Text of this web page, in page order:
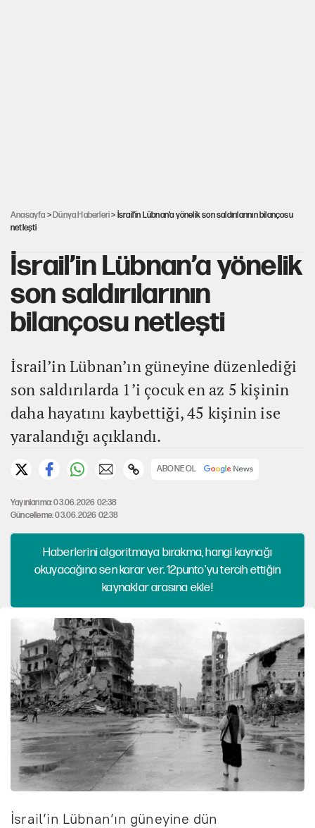
Anasayfa >Dünya Haberleri> İsrail’in Lübnan’a yönelik son saldırılarının bilançosu
netleşti
İsrail’in Lübnan’a yönelik
son saldırılarının
bilançosu netleşti
İsrail’in Lübnan’ın güneyine düzenlediği
son saldırılarda 1’i çocuk en az 5 kişinin
daha hayatını kaybettiği, 45 kişinin ise
yaralandığı açıklandı.
ABONE OL
Yayınlanma: 03.06.2026 02:38
Güncelleme: 03.06.2026 02:38
Haberlerini algoritmaya bırakma, hangi kaynağı
okuyacağına sen karar ver. 12punto'yu tercih ettiğin
kaynaklar arasına ekle!
İsrail’in Lübnan’ın güneyine dün